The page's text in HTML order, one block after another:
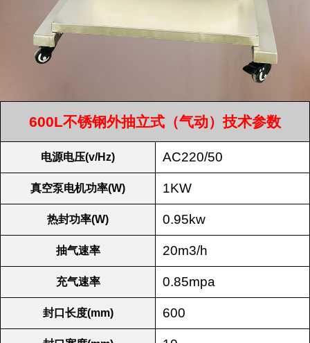
600L不锈钢外抽立式（气动）技术参数
电源电压(v/Hz) AC220/50
真空泵电机功率(W) 1KW
热封功率(W) 0.95kw
抽气速率 20m3/h
充气速率 0.85mpa
封口长度(mm) 600